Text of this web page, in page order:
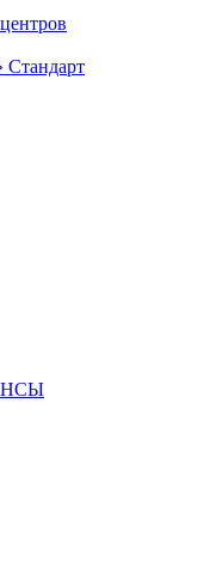
Стандарт